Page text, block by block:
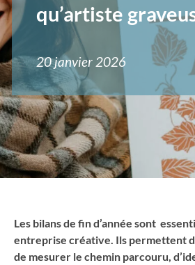
qu’artiste
20 janvier 2026
Les bilans de fin d’année sont
entreprise créative. Ils permettent
de mesurer le chemin parcouru,